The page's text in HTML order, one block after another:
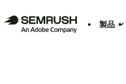
製品